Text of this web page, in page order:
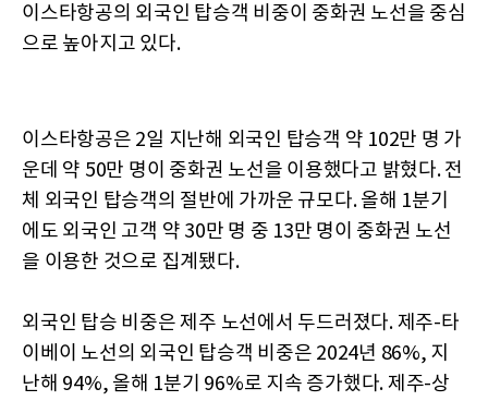
이스타항공의 외국인 탑승객 비중이 중화권 노선을 중심
으로 높아지고 있다.
이스타항공은 2일 지난해 외국인 탑승객 약 102만 명 가
운데 약 50만 명이 중화권 노선을 이용했다고 밝혔다. 전
체 외국인 탑승객의 절반에 가까운 규모다. 올해 1분기
에도 외국인 고객 약 30만 명 중 13만 명이 중화권 노선
을 이용한 것으로 집계됐다.
외국인 탑승 비중은 제주 노선에서 두드러졌다. 제주-타
이베이 노선의 외국인 탑승객 비중은 2024년 86%, 지
난해 94%, 올해 1분기 96%로 지속 증가했다. 제주-상